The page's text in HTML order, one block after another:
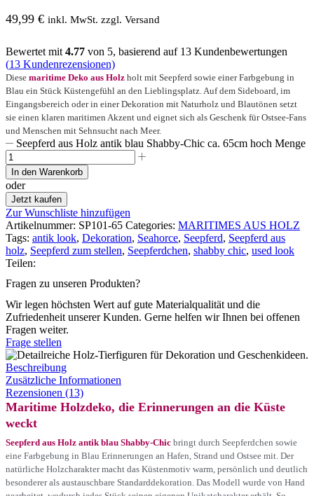
49,99 € inkl. MwSt. zzgl. Versand
Bewertet mit 4.77 von 5, basierend auf 13 Kundenbewertungen
(13 Kundenrezensionen)
Diese maritime Deko aus Holz holt mit Seepferd sowie einer Farbgebung in
Blau ein Stück Küstengefühl an den Lieblingsplatz. Auf dem Sideboard, im
Eingangsbereich oder in einer Dekoration mit Naturholz und Blautönen setzt
sie einen klaren maritimen Akzent und eignet sich als Geschenk für Ostsee-Fans
und Menschen mit Sehnsucht nach Meer.
Seepferd aus Holz antik blau Shabby-Chic ca. 65cm hoch Menge
In den Warenkorb
oder
Jetzt kaufen
Zur Wunschliste hinzufügen
Artikelnummer: SP101-65 Categories: MARITIMES AUS HOLZ
Tags: antik look, Dekoration, Seahorce, Seepferd, Seepferd aus
holz, Seepferd zum stellen, Seepferdchen, shabby chic, used look
Teilen:
Fragen zu unseren Produkten?
Wir legen höchsten Wert auf gute Materialqualität und die
Zufriedenheit unserer Kunden. Gerne helfen wir Ihnen bei offenen
Fragen weiter.
Frage stellen
Beschreibung
Zusätzliche Informationen
Rezensionen (13)
Maritime Holzdeko, die Erinnerungen an die Küste
weckt
Seepferd aus Holz antik blau Shabby-Chic bringt durch Seepferdchen sowie
eine Farbgebung in Blau Erinnerungen an Hafen, Strand und Ostsee mit. Der
natürliche Holzcharakter macht das Küstenmotiv warm, persönlich und deutlich
besonderer als austauschbare Standarddekoration. Das Modell wurde von Hand